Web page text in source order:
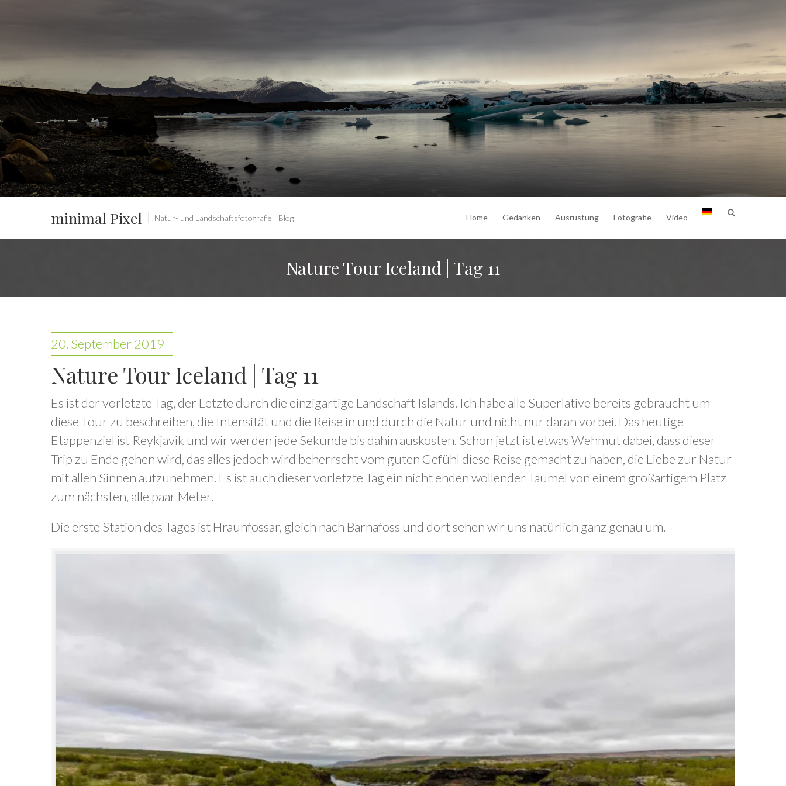
minimal Pixel Natur- und Landschaftsfotografie | Blog Home Gedanken Ausrüstung Fotografie Video
Nature Tour Iceland | Tag 11
20. September 2019
Nature Tour Iceland | Tag 11
Es ist der vorletzte Tag, der Letzte durch die einzigartige Landschaft Islands. Ich habe alle Superlative bereits gebraucht um
diese Tour zu beschreiben, die Intensität und die Reise in und durch die Natur und nicht nur daran vorbei. Das heutige
Etappenziel ist Reykjavik und wir werden jede Sekunde bis dahin auskosten. Schon jetzt ist etwas Wehmut dabei, dass dieser
Trip zu Ende gehen wird, das alles jedoch wird beherrscht vom guten Gefühl diese Reise gemacht zu haben, die Liebe zur Natur
mit allen Sinnen aufzunehmen. Es ist auch dieser vorletzte Tag ein nicht enden wollender Taumel von einem großartigem Platz
zum nächsten, alle paar Meter.
Die erste Station des Tages ist Hraunfossar, gleich nach Barnafoss und dort sehen wir uns natürlich ganz genau um.